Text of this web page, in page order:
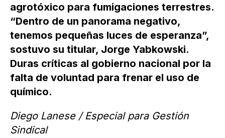
agrotóxico para fumigaciones terrestres.
“Dentro de un panorama negativo,
tenemos pequeñas luces de esperanza”,
sostuvo su titular, Jorge Yabkowski.
Duras críticas al gobierno nacional por la
falta de voluntad para frenar el uso de
químico.
Diego Lanese / Especial para Gestión
Sindical